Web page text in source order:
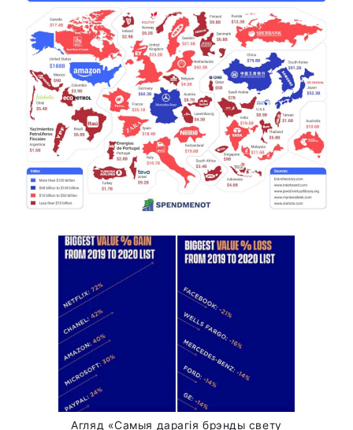
Агляд «Самыя дарагія брэнды свету